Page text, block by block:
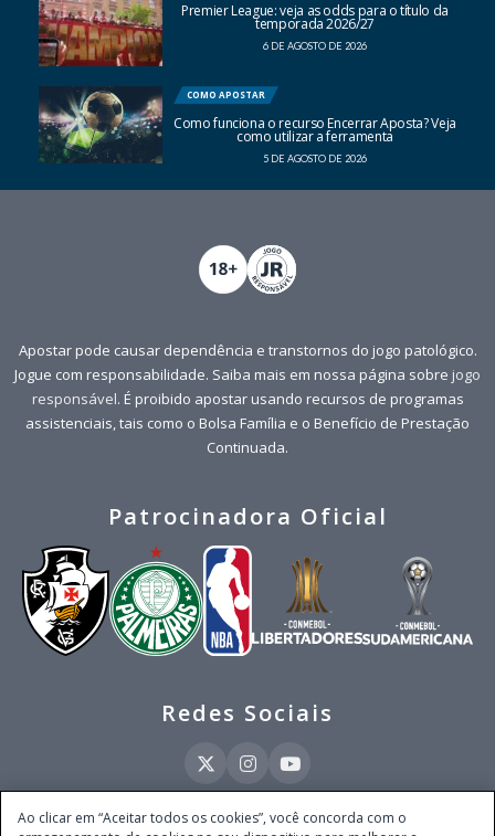
Premier League: veja as odds para o título da
temporada 2026/27
6 DE AGOSTO DE 2026
COMO APOSTAR
Como funciona o recurso Encerrar Aposta? Veja
como utilizar a ferramenta
5 DE AGOSTO DE 2026
Apostar pode causar dependência e transtornos do jogo patológico.
Jogue com responsabilidade. Saiba mais em nossa página sobre jogo
responsável. É proibido apostar usando recursos de programas
assistenciais, tais como o Bolsa Família e o Benefício de Prestação
Continuada.
Patrocinadora Oficial
Redes Sociais
Ao clicar em “Aceitar todos os cookies”, você concorda com o